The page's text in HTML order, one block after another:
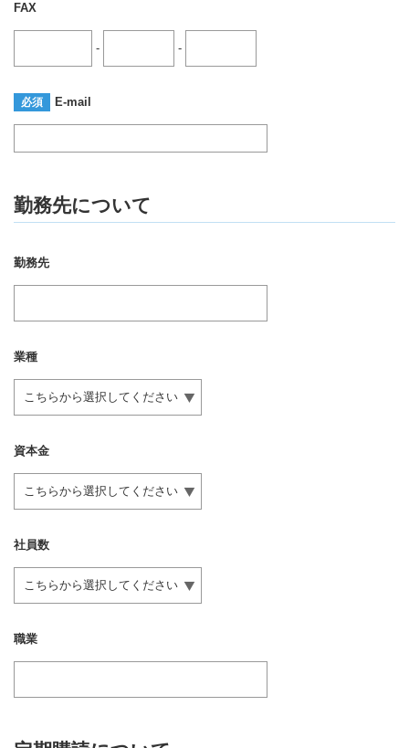
FAX
- -
必須 E-mail
勤務先について
勤務先
業種
資本金
社員数
職業